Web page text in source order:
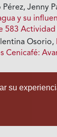
Jenny
y su
583
Osorio,
Cenicafé:
su